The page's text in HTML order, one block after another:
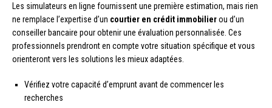
Les simulateurs en ligne fournissent une première estimation, mais rien
ne remplace l’expertise d’un courtier en crédit immobilierou d’un
conseiller bancaire pour obtenir une évaluation personnalisée. Ces
professionnels prendront en compte votre situation spécifique et vous
orienteront vers les solutions les mieux adaptées.
Vérifiez votre capacité d’emprunt avant de commencer les
recherches